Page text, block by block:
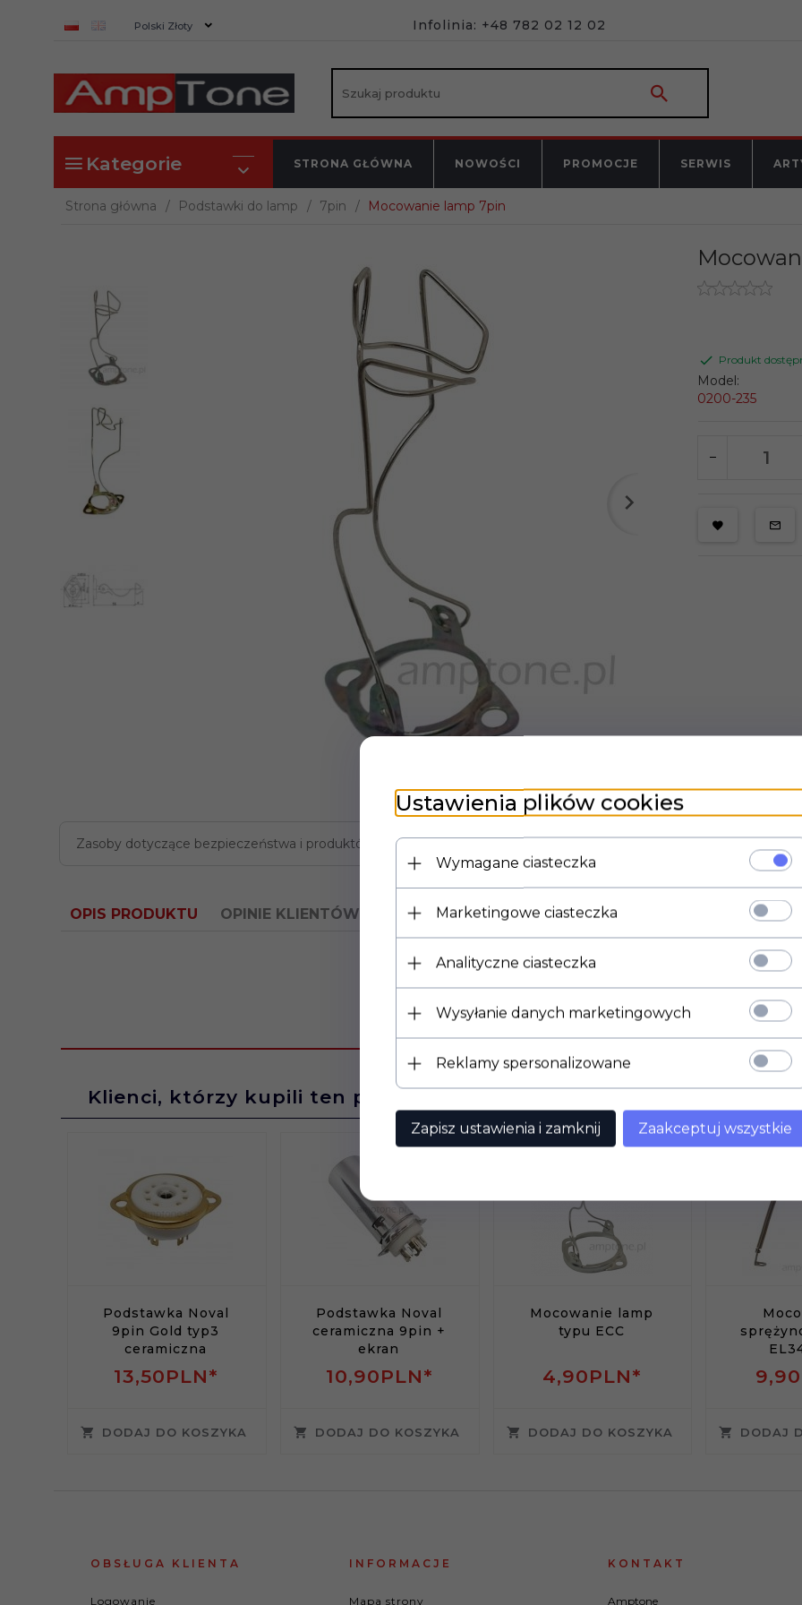
currency_h
Polski Złoty Infolinia: +48 782 02 12 02
Kategorie STRONA GŁÓWNA NOWOŚCI PROMOCJE SERWIS
Strona główna Podstawki do lamp 7pin Mocowanie lamp 7pin
Zasoby dotyczące bezpieczeństwa i produktów
Produkt
Model:
0200-235
OPIS PRODUKTU OPINIE KLIENTÓW
Klienci, którzy kupili ten produkt wybrali również...
Podstawka Noval
9pin Gold typ3
ceramiczna
13,50PLN*
DODAJ DO KOSZYKA
Podstawka Noval
ceramiczna 9pin +
ekran
10,90PLN*
DODAJ DO KOSZYKA
Mocowanie lamp
typu ECC
4,90PLN*
DODAJ DO KOSZYKA
9,90
DODAJ
OBSŁUGA KLIENTA
Logowanie
INFORMACJE
Mapa strony
KONTAKT
Amptone
Ustawienia plików cookies
Wymagane ciasteczka
Marketingowe ciasteczka
Analityczne ciasteczka
Wysyłanie danych marketingowych
Reklamy spersonalizowane
Zapisz ustawienia i zamknij Zaakceptuj wszystkie